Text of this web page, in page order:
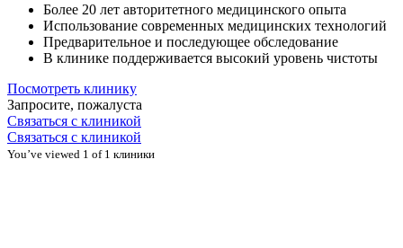
Более 20 лет авторитетного медицинского опыта
Использование современных медицинских технологий
Предварительное и последующее обследование
В клинике поддерживается высокий уровень чистоты
Посмотреть клинику
Запросите, пожалуста
Связаться с клиникой
Связаться с клиникой
You’ve viewed 1 of 1 клиники